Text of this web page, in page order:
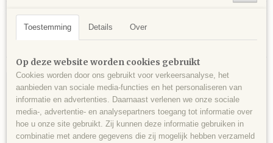
Sorteer op:
Toestemming Details Over
Op deze website worden cookies gebruikt
Cookies worden door ons gebruikt voor verkeersanalyse, het
aanbieden van sociale media-functies en het personaliseren van
informatie en advertenties. Daarnaast verlenen we onze sociale
media-, advertentie- en analysepartners toegang tot informatie over
hoe u onze site gebruikt. Zij kunnen deze informatie gebruiken in
combinatie met andere gegevens die zij mogelijk hebben verzameld